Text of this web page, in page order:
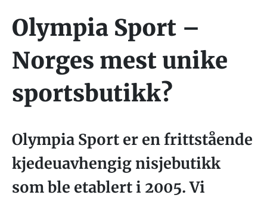
Olympia Sport –
Norges mest unike
sportsbutikk?
Olympia Sport er en frittstående
kjedeuavhengig nisjebutikk
som ble etablert i 2005. Vi